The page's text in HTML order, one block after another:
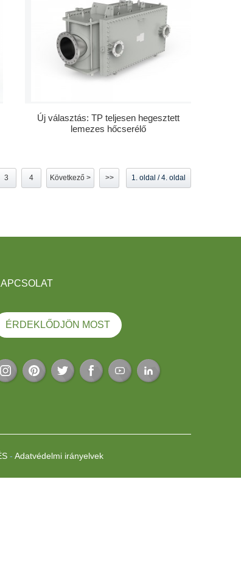
Új választás: TP teljesen hegesztett
lemezes hőcserélő
3 4 Következő > >> 1. oldal / 4. oldal
ÉRDEKLŐDJÖN MOST
- Adatvédelmi irányelvek